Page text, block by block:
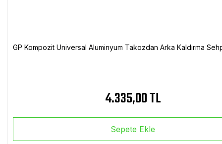
GP Kompozit Universal Aluminyum Takozdan Arka Kaldırma
4.335,00 TL
Sepete Ekle